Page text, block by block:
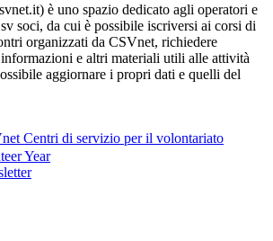
è uno spazio dedicato agli operatori e
soci, da cui è possibile iscriversi ai corsi di
organizzati da CSVnet, richiedere
e altri materiali utili alle attività
aggiornare i propri dati e quelli del